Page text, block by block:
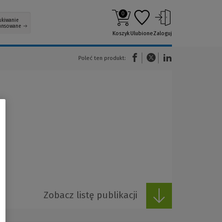
0
KoszykUlubioneZaloguj
Poleć ten produkt:
(Nowe okno)(Link do innej strony)
Zobacz listę publikacji